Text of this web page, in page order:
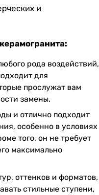
и
рода воздействий,
для
прослужат вам
замены.
и отлично подходит
особенно в условиях
того, он не требует
максимально
оттенков и форматов,
стильные ступени,